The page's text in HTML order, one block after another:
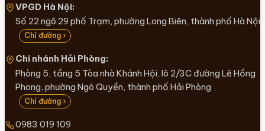
VPGD Hà Nội:
Số 22 ngõ 29 phố Trạm, phường Long Biên, thành phố Hà Nội
Chỉ đường ›
Chi nhánh Hải Phòng:
Phòng 5, tầng 5 Tòa nhà Khánh Hội, lô 2/3C đường Lê Hồng
Phong, phường Ngô Quyền, thành phố Hải Phòng
Chỉ đường ›
0983 019 109